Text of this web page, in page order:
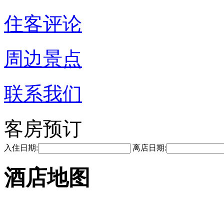
住客评论
周边景点
联系我们
客房预订
入住日期: 离店日期:
酒店地图